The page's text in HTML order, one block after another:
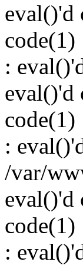
eval()'d
:
eval()'d
:
/var/
eval()'d
: